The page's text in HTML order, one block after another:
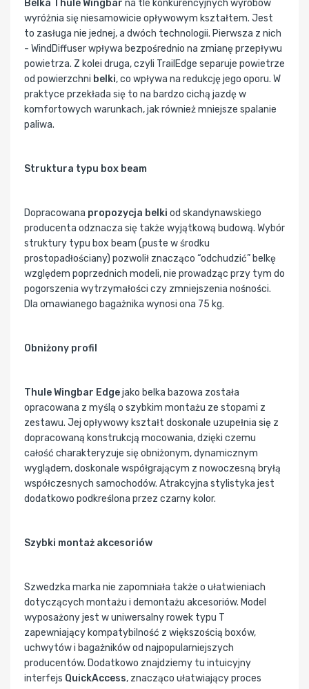
Belka Thule Wingbar na tle konkurencyjnych wyrobów
wyróżnia się niesamowicie opływowym kształtem. Jest
to zasługa nie jednej, a dwóch technologii. Pierwsza z nich
- WindDiffuser wpływa bezpośrednio na zmianę przepływu
powietrza. Z kolei druga, czyli TrailEdge separuje powietrze
od powierzchni belki, co wpływa na redukcję jego oporu. W
praktyce przekłada się to na bardzo cichą jazdę w
komfortowych warunkach, jak również mniejsze spalanie
paliwa.
Struktura typu box beam
Dopracowana propozycja belki od skandynawskiego
producenta odznacza się także wyjątkową budową. Wybór
struktury typu box beam (puste w środku
prostopadłościany) pozwolił znacząco “odchudzić” belkę
względem poprzednich modeli, nie prowadząc przy tym do
pogorszenia wytrzymałości czy zmniejszenia nośności.
Dla omawianego bagażnika wynosi ona 75 kg.
Obniżony profil
Thule Wingbar Edgejako belka bazowa została
opracowana z myślą o szybkim montażu ze stopami z
zestawu. Jej opływowy kształt doskonale uzupełnia się z
dopracowaną konstrukcją mocowania, dzięki czemu
całość charakteryzuje się obniżonym, dynamicznym
wyglądem, doskonale współgrającym z nowoczesną bryłą
współczesnych samochodów. Atrakcyjna stylistyka jest
dodatkowo podkreślona przez czarny kolor.
Szybki montaż akcesoriów
Szwedzka marka nie zapomniała także o ułatwieniach
dotyczących montażu i demontażu akcesoriów. Model
wyposażony jest w uniwersalny rowek typu T
zapewniający kompatybilność z większością boxów,
uchwytów i bagażników od najpopularniejszych
producentów. Dodatkowo znajdziemy tu intuicyjny
interfejs QuickAccess, znacząco ułatwiający proces